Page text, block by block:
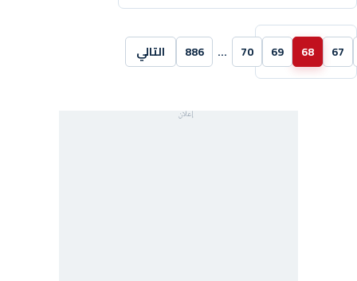
67
68
69
70
…
886 التالي